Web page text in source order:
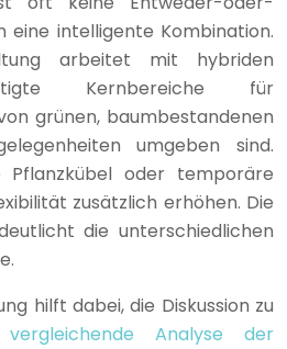
eine intelligente Kombination.
arbeitet mit hybriden
Kernbereiche für
grünen, baumbestandenen
umgeben sind.
Pflanzkübel oder temporäre
zusätzlich erhöhen. Die
die unterschiedlichen
hilft dabei, die Diskussion zu
vergleichende Analyse der